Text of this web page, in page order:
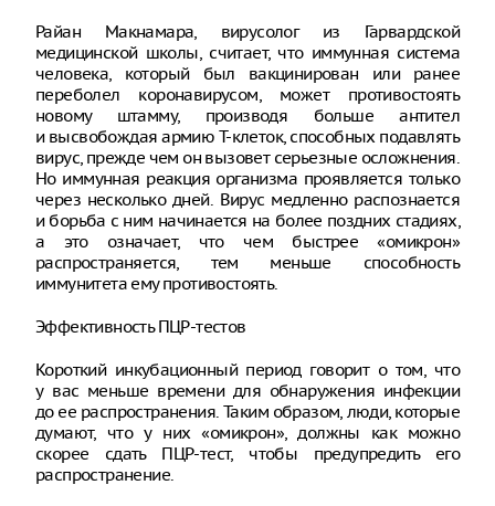
Райан Макнамара, вирусолог из Гарвардской
медицинской школы, считает, что иммунная система
человека, который был вакцинирован или ранее
переболел коронавирусом, может противостоять
новому штамму, производя больше антител
и высвобождая армию T-клеток, способных подавлять
вирус, прежде чем он вызовет серьезные осложнения.
Но иммунная реакция организма проявляется только
через несколько дней. Вирус медленно распознается
и борьба с ним начинается на более поздних стадиях,
а это означает, что чем быстрее «омикрон»
распространяется, тем меньше способность
иммунитета ему противостоять.
Эффективность ПЦР-тестов
Короткий инкубационный период говорит о том, что
у вас меньше времени для обнаружения инфекции
до ее распространения. Таким образом, люди, которые
думают, что у них «омикрон», должны как можно
скорее сдать ПЦР-тест, чтобы предупредить его
распространение.